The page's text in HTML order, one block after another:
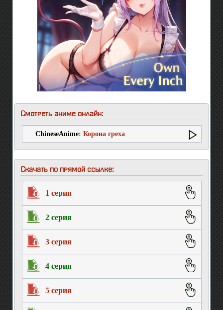
Смотреть аниме онлайн:
ChineseAnime: Корона греха
Скачать по прямой ссылке:
1 серия
2 серия
3 серия
4 серия
5 серия